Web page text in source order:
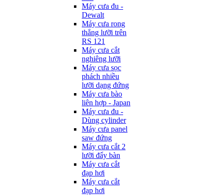
Máy cưa đu -
Dewalt
Máy cưa rong
thẳng lưỡi trên
RS 121
Máy cưa cắt
nghiêng lưỡi
Máy cưa sọc
phách nhiều
lưỡi dạng đứng
Máy cưa bào
liên hợp - Japan
Máy cưa đu -
Dùng cylinder
Máy cưa panel
saw đứng
Máy cưa cắt 2
lưỡi đẩy bàn
Máy cưa cắt
đạp hơi
Máy cưa cắt
đạp hơi